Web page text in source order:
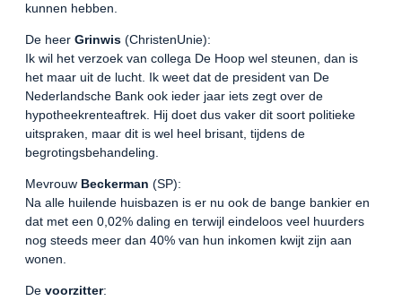
kunnen hebben.
De heer Grinwis (ChristenUnie):
Ik wil het verzoek van collega De Hoop wel steunen, dan is
het maar uit de lucht. Ik weet dat de president van De
Nederlandsche Bank ook ieder jaar iets zegt over de
hypotheekrenteaftrek. Hij doet dus vaker dit soort politieke
uitspraken, maar dit is wel heel brisant, tijdens de
begrotingsbehandeling.
Mevrouw Beckerman (SP):
Na alle huilende huisbazen is er nu ook de bange bankier en
dat met een 0,02% daling en terwijl eindeloos veel huurders
nog steeds meer dan 40% van hun inkomen kwijt zijn aan
wonen.
De voorzitter: